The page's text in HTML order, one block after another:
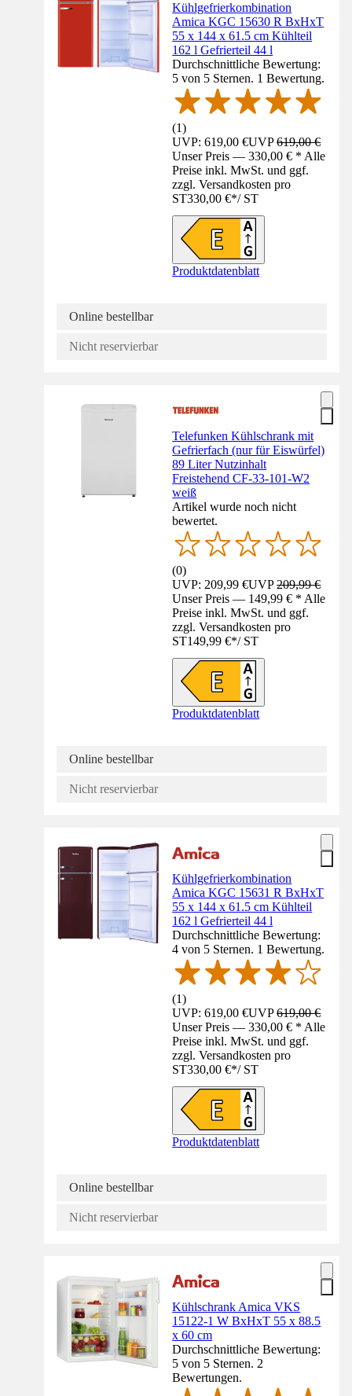
Kühlgefrierkombination
Amica KGC 15630 R BxHxT
55 x 144 x 61.5 cm Kühlteil
162 l Gefrierteil 44 l
Durchschnittliche Bewertung:
5 von 5 Sternen. 1 Bewertung.
(1)
UVP: 619,00 €UVP619,00 €
Unser Preis — 330,00 € * Alle
Preise inkl. MwSt. und ggf.
zzgl. Versandkosten pro
ST330,00 €*/ ST
Produktdatenblatt
Online bestellbar
Nicht reservierbar
Telefunken Kühlschrank mit
Gefrierfach (nur für Eiswürfel)
89 Liter Nutzinhalt
Freistehend CF-33-101-W2
weiß
Artikel wurde noch nicht
bewertet.
(0)
UVP: 209,99 €UVP209,99 €
Unser Preis — 149,99 € * Alle
Preise inkl. MwSt. und ggf.
zzgl. Versandkosten pro
ST149,99 €*/ ST
Produktdatenblatt
Online bestellbar
Nicht reservierbar
Kühlgefrierkombination
Amica KGC 15631 R BxHxT
55 x 144 x 61.5 cm Kühlteil
162 l Gefrierteil 44 l
Durchschnittliche Bewertung:
4 von 5 Sternen. 1 Bewertung.
(1)
UVP: 619,00 €UVP619,00 €
Unser Preis — 330,00 € * Alle
Preise inkl. MwSt. und ggf.
zzgl. Versandkosten pro
ST330,00 €*/ ST
Produktdatenblatt
Online bestellbar
Nicht reservierbar
Kühlschrank Amica VKS
15122-1 W BxHxT 55 x 88.5
x 60 cm
Durchschnittliche Bewertung:
5 von 5 Sternen. 2
Bewertungen.